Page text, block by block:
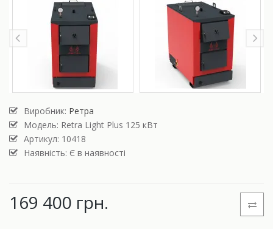
Виробник: Ретра
Модель: Retra Light Plus 125 кВт
Артикул: 10418
Наявність: Є в наявності
169 400 грн.